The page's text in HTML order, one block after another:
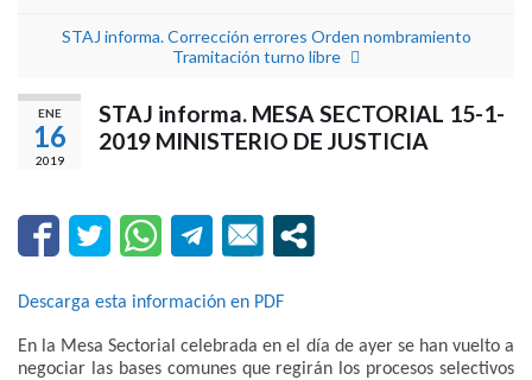
STAJ informa. Corrección errores Orden nombramiento
Tramitación turno libre
ENE
16
2019
STAJ informa. MESA SECTORIAL 15-1-
2019 MINISTERIO DE JUSTICIA
Descarga esta información en PDF
En la Mesa Sectorial celebrada en el día de ayer se han vuelto a
negociar las bases comunes que regirán los procesos selectivos